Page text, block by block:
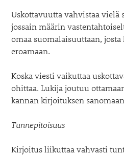
Uskottavuutta vahvistaa vielä
jossain määrin
omaa suomalaisuuttaan,
eroamaan.
Koska viesti vaikuttaa
ohittaa. Lukija joutuu
kannan kirjoituksen
Tunnepitoisuus
Kirjoitus liikuttaa vahvasti